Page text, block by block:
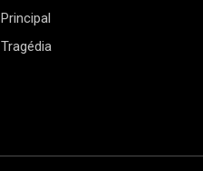
Principal
Tragédia